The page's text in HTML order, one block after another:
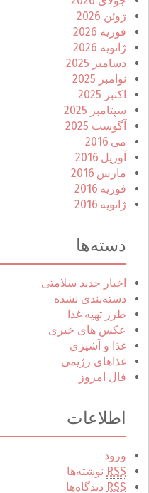
ژوئن 2026
فوریه 2026
ژانویه 2026
دسامبر 2025
نوامبر 2025
اکتبر 2025
سپتامبر 2025
آگوست 2025
می 2016
آوریل 2016
مارس 2016
فوریه 2016
ژانویه 2016
دسته‌ها
اخبار جدید سلامتی
دسته‌بندی نشده
طرز تهیه غذا
عکس های خبری
غذا و آشپزی
غذاهای رژیمی
فال امروز
اطلاعات
ورود
RSS نوشته‌ها
RSS دیدگاه‌ها